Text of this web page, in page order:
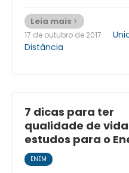
Leia mais
17 de outubro de 2017 ·
Distância
7 dicas para ter
qualidade de
estudos para o
ENEM